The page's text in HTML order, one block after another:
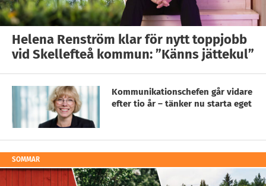
Helena Renström klar för nytt toppjobb
vid Skellefteå kommun: ”Känns jättekul”
Kommunikationschefen går vidare
efter tio år – tänker nu starta eget
SOMMAR